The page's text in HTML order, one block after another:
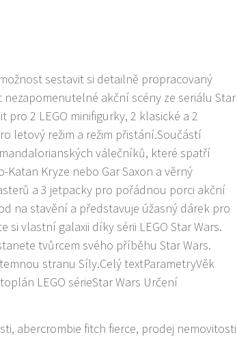
sestavit si detailně propracovaný
akční scény ze seriálu Star
2 LEGO minifigurky, 2 klasické a 2
letový režim a režim přistání.Součástí
válečníků, které spatří
Katan Kryze nebo Gar Saxon a věrný
a 3 jetpacky pro pořádnou porci akční
na stavění a představuje úžasný dárek pro
si vlastní galaxii díky sérii LEGO Star Wars.
tvůrcem svého příběhu Star Wars.
stranu Síly.Celý textParametryVěk
LEGO sérieStar Wars Určení
abercrombie fitch fierce, prodej nemovitosti